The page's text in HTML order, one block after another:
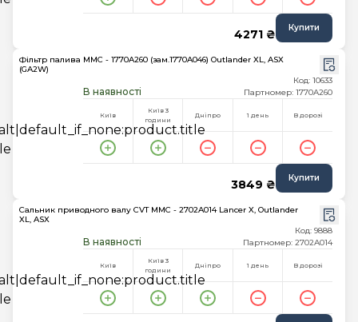
4271 ₴ Купити
Фільтр палива MMC - 1770A260 (зам.1770A046) Outlander XL, ASX
(GA2W)
В наявності
Код: 10633
Партномер: 1770A260
Київ
Київ 3
години
Дніпро 1 день В дорозі
3849 ₴ Купити
Сальник приводного валу CVT MMC - 2702A014 Lancer X, Outlander
XL, ASX
В наявності
Код: 9888
Партномер: 2702A014
Київ
Київ 3
години
Дніпро 1 день В дорозі